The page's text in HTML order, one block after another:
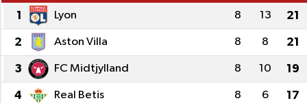
1 Lyon 8 13 21
2 Aston Villa 8 8 21
3 FC Midtjylland 8 10 19
4 Real Betis 8 6 17
İzmir Trafik Yoğunluk Haritası
Süper Lig Puan Durumu ve Fikstür
Tüm Manşetler